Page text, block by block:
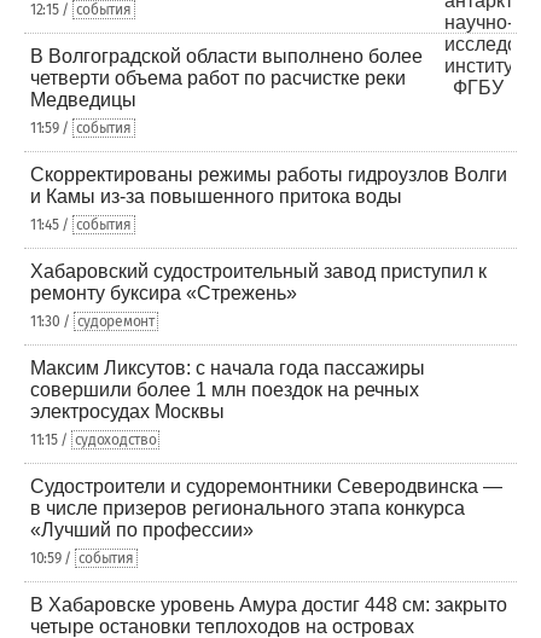
12:15 / события
В Волгоградской области выполнено более
четверти объема работ по расчистке реки
Медведицы
11:59 / события
Скорректированы режимы работы гидроузлов Волги
и Камы из-за повышенного притока воды
11:45 / события
Хабаровский судостроительный завод приступил к
ремонту буксира «Стрежень»
11:30 / судоремонт
Максим Ликсутов: с начала года пассажиры
совершили более 1 млн поездок на речных
электросудах Москвы
11:15 / судоходство
Судостроители и судоремонтники Северодвинска —
в числе призеров регионального этапа конкурса
«Лучший по профессии»
10:59 / события
В Хабаровске уровень Амура достиг 448 см: закрыто
четыре остановки теплоходов на островах